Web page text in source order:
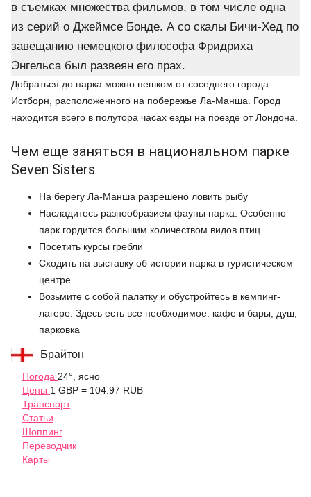
в съемках множества фильмов, в том числе одна
из серий о Джеймсе Бонде. А со скалы Бичи-Хед по
завещанию немецкого философа Фридриха
Энгельса был развеян его прах.
Добраться до парка можно пешком от соседнего города
Истборн, расположенного на побережье Ла-Манша. Город
находится всего в полутора часах езды на поезде от Лондона.
Чем еще заняться в национальном парке
Seven Sisters
На берегу Ла-Манша разрешено ловить рыбу
Насладитесь разнообразием фауны парка. Особенно
парк гордится большим количеством видов птиц
Посетить курсы гребли
Сходить на выставку об истории парка в туристическом
центре
Возьмите с собой палатку и обустройтесь в кемпинг-
лагере. Здесь есть все необходимое: кафе и бары, душ,
парковка
Брайтон
Погода 24°, ясно
Цены 1 GBP = 104.97 RUB
Транспорт
Статьи
Шоппинг
Переводчик
Карты